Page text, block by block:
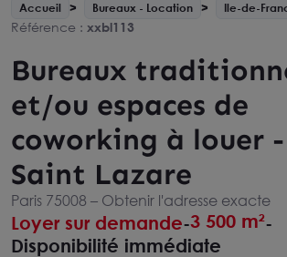
Accueil Bureaux - Location Ile-de-
Référence : xxbl113
Bureaux
et/ou espaces de
coworking à louer
Saint Lazare
Paris 75008 – Obtenir l'adresse exacte
Loyer sur demande-3 500 m²-
Disponibilité immédiate